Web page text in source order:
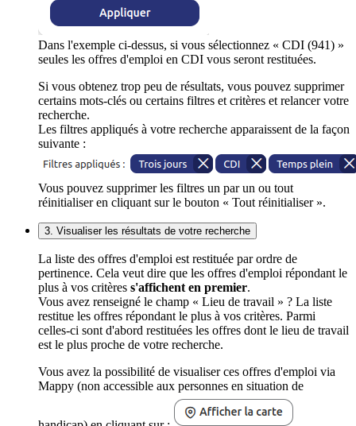
Dans l'exemple ci-dessus, si vous sélectionnez « CDI (941) »
seules les offres d'emploi en CDI vous seront restituées.
Si vous obtenez trop peu de résultats, vous pouvez supprimer
certains mots-clés ou certains filtres et critères et relancer votre
recherche.
Les filtres appliqués à votre recherche apparaissent de la façon
suivante :
Vous pouvez supprimer les filtres un par un ou tout
réinitialiser en cliquant sur le bouton « Tout réinitialiser ».
3. Visualiser les résultats de votre recherche
La liste des offres d'emploi est restituée par ordre de
pertinence. Cela veut dire que les offres d'emploi répondant le
plus à vos critères s'affichent en premier.
Vous avez renseigné le champ « Lieu de travail » ? La liste
restitue les offres répondant le plus à vos critères. Parmi
celles-ci sont d'abord restituées les offres dont le lieu de travail
est le plus proche de votre recherche.
Vous avez la possibilité de visualiser ces offres d'emploi via
Mappy (non accessible aux personnes en situation de